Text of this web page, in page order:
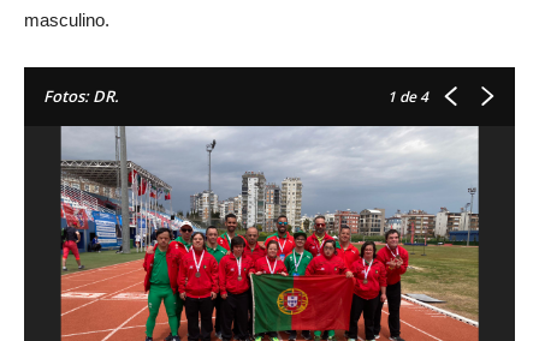
masculino.
Fotos: DR. 1 de 4